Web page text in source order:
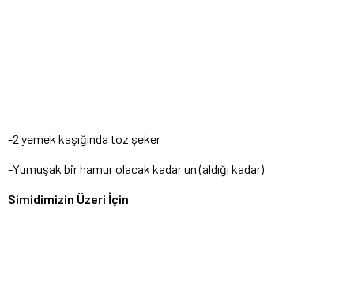
-2 yemek kaşığında toz şeker
-Yumuşak bir hamur olacak kadar un (aldığı kadar)
Simidimizin Üzeri İçin